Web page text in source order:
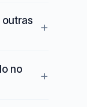
outras
no